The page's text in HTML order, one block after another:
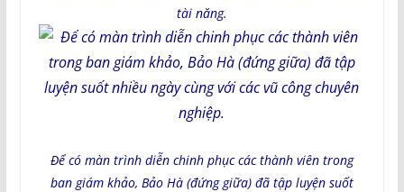
tài năng.
Để có màn trình diễn chinh phục các thành viên trong
ban giám khảo, Bảo Hà (đứng giữa) đã tập luyện suốt